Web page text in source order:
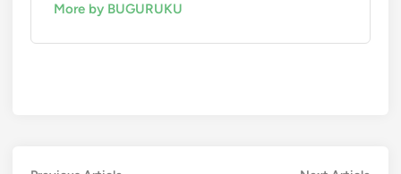
More by BUGURUKU